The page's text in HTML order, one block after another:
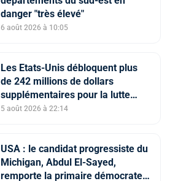
danger "très élevé"
6 août 2026 à 10:05
Les Etats-Unis débloquent plus
de 242 millions de dollars
supplémentaires pour la lutte
contre Ebola
5 août 2026 à 22:14
USA : le candidat progressiste du
Michigan, Abdul El-Sayed,
remporte la primaire démocrate